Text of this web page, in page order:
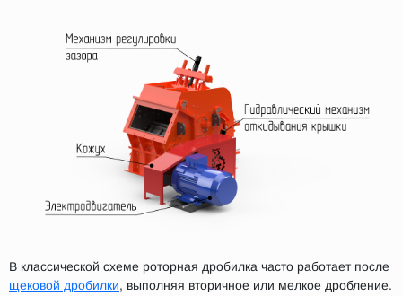
В классической схеме роторная дробилка часто работает после
щековой дробилки, выполняя вторичное или мелкое дробление.